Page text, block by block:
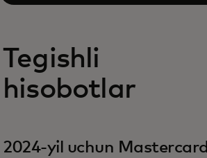
Tegishli
hisobotlar
2024-yil uchun Mastercard